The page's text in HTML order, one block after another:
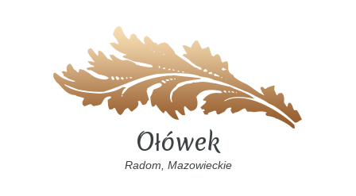
Ołówek
Radom, Mazowieckie